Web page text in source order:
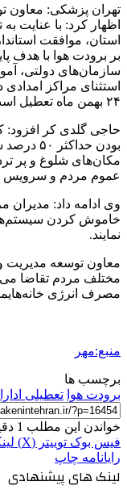
تهران پزشکی: معاون
اظهار کرد: با عنایت
استان، موافقت
بر برودت هوا با هدف
سازمان‌های دولتی،
استثنای مراکز
۲۴ بهمن ماه تعطیل است.
حاجی گلدی کر افزود:
بودن
مکان‌های شلوغ و پر
عموم مردم و
وی ادامه داد:
خاموش کردن
نمایند.
معاون توسعه مدیریت
مختلف مردم تقاضا
مصرف انرژی
منبع:مهر
برچسب ها
برودت هوا تعطیلی
خواندن این مطلب 1 دقیقه زمان میبرد
فیس بوک توییتر (X)
رایانامه چاپ
لینک های پیشنهادی